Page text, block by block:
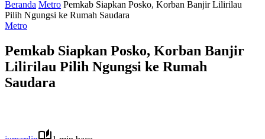
Beranda Metro Pemkab Siapkan Posko, Korban Banjir Lilirilau
Pilih Ngungsi ke Rumah Saudara
Metro
Pemkab Siapkan Posko, Korban Banjir
Lilirilau Pilih Ngungsi ke Rumah
Saudara